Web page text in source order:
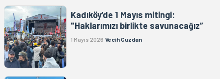
Kadıköy’de 1 Mayıs mitingi:
"Haklarımızı birlikte savunacağız”
1 Mayıs 2026 Vecih Cuzdan